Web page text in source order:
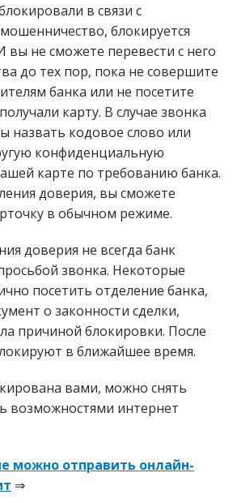
в связи с
блокируется
вы не сможете перевести с него
до тех пор, пока не совершите
банка или не посетите
карту. В случае звонка
назвать кодовое слово или
конфиденциальную
карте по требованию банка.
доверия, вы сможете
в обычном режиме.
доверия не всегда банк
звонка. Некоторые
посетить отделение банка,
о законности сделки,
причиной блокировки. После
в ближайшее время.
вами, можно снять
возможностями интернет
можно отправить онлайн-
⇒